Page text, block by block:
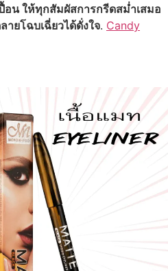
ปื้อน ให้ทุกสัมผัสการกรีดสม่ำเสมอ
ายโฉบเฉี่ยวได้ดั่งใจ. Candy